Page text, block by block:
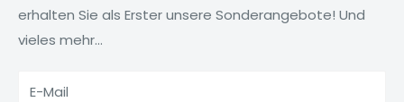
Tablets
Powerbanks
Warum Fonez?
erhalten Sie als Erster unsere Sonderangebote! Und
vieles mehr...
E-Mail